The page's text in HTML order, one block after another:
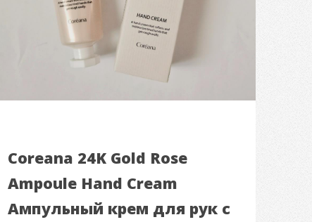
Coreana 24K Gold Rose
Ampoule Hand Cream
Ампульный крем для рук с